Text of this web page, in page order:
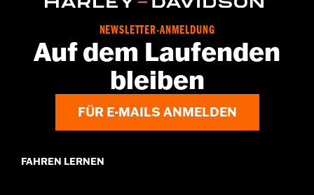
4 Rundkopf-Schrauben
NEWSLETTER-ANMELDUNG
Auf dem Laufenden
bleiben
FÜR E-MAILS ANMELDEN
FAHREN LERNEN